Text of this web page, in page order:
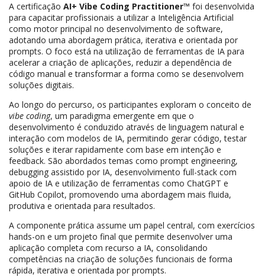
A certificação AI+ Vibe Coding Practitioner™ foi desenvolvida
para capacitar profissionais a utilizar a Inteligência Artificial
como motor principal no desenvolvimento de software,
adotando uma abordagem prática, iterativa e orientada por
prompts. O foco está na utilização de ferramentas de IA para
acelerar a criação de aplicações, reduzir a dependência de
código manual e transformar a forma como se desenvolvem
soluções digitais.
Ao longo do percurso, os participantes exploram o conceito de
vibe coding, um paradigma emergente em que o
desenvolvimento é conduzido através de linguagem natural e
interação com modelos de IA, permitindo gerar código, testar
soluções e iterar rapidamente com base em intenção e
feedback. São abordados temas como prompt engineering,
debugging assistido por IA, desenvolvimento full-stack com
apoio de IA e utilização de ferramentas como ChatGPT e
GitHub Copilot, promovendo uma abordagem mais fluida,
produtiva e orientada para resultados.
A componente prática assume um papel central, com exercícios
hands-on e um projeto final que permite desenvolver uma
aplicação completa com recurso a IA, consolidando
competências na criação de soluções funcionais de forma
rápida, iterativa e orientada por prompts.